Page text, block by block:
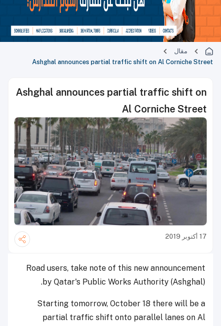
مقال
Ashghal announces partial traffic shift on Al Corniche Street
Ashghal announces partial traffic shift on
Al Corniche Street
17 أكتوبر 2019
Road users, take note of this new announcement
by Qatar's Public Works Authority (Ashghal).
Starting tomorrow, October 18 there will be a
partial traffic shift onto parallel lanes on Al